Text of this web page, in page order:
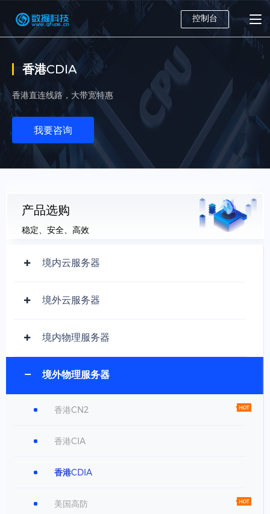
控制台
香港CDIA
香港直连线路，大带宽特惠
我要咨询
产品选购
稳定、安全、高效
境内云服务器
境外云服务器
境内物理服务器
境外物理服务器
香港CN2
香港CIA
香港CDIA
美国高防